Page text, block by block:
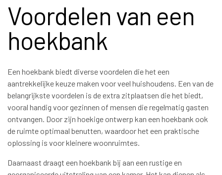
Voordelen van een
hoekbank
Een hoekbank biedt diverse voordelen die het een
aantrekkelijke keuze maken voor veel huishoudens. Een van de
belangrijkste voordelen is de extra zitplaatsen die het biedt,
vooral handig voor gezinnen of mensen die regelmatig gasten
ontvangen. Door zijn hoekige ontwerp kan een hoekbank ook
de ruimte optimaal benutten, waardoor het een praktische
oplossing is voor kleinere woonruimtes.
Daarnaast draagt een hoekbank bij aan een rustige en